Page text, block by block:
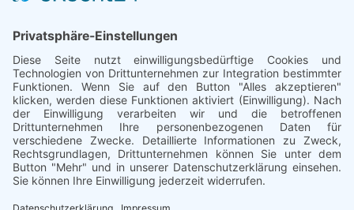
Rechtliches
Impressum
Datenschutz
Barrierefreiheit